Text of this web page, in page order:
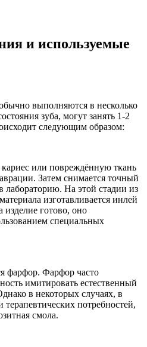
и используемые
выполняются в несколько
зуба, могут занять 1‑2
следующим образом:
кариес или повреждённую ткань
Затем снимается точный
лабораторию. На этой стадии из
изготавливается инлей
изделие готово, оно
специальных
фарфор. Фарфор часто
имитировать естественный
в некоторых случаях, в
потребностей,
смола.